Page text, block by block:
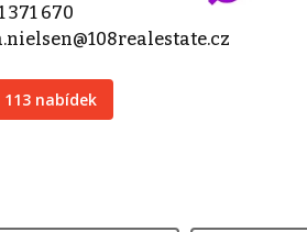
371 670
nabídek